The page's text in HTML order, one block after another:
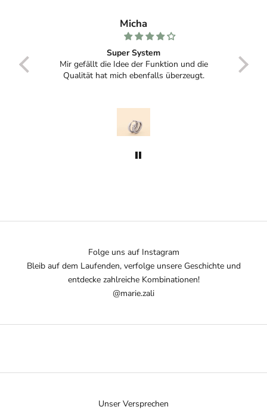
Micha
Super System
Mir gefällt die Idee der Funktion und die
Qualität hat mich ebenfalls überzeugt.
Folge uns auf Instagram
Bleib auf dem Laufenden, verfolge unsere Geschichte und
entdecke zahlreiche Kombinationen!
@marie.zali
Unser Versprechen